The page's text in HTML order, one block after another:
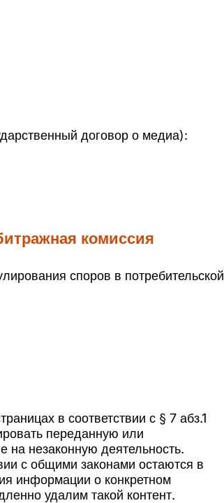
договор о медиа):
комиссия
споров в потребительской
в соответствии с § 7 абз.1
переданную или
незаконную деятельность.
с общими законами остаются в
информации о конкретном
удалим такой контент.